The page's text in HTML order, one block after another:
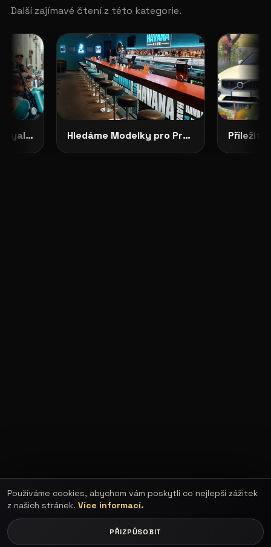
Další zajímavé čtení z této kategorie.
CASTING OTEVŘEN: Royal Enfield Garage hledá tváře své značky Hledáme Modelky pro Projekty v Severních Čechách: HAVANA CLUB, Děčín
Používáme cookies, abychom vám poskytli co nejlepší zážitek
z našich stránek. Více informací.
PŘIZPŮSOBIT